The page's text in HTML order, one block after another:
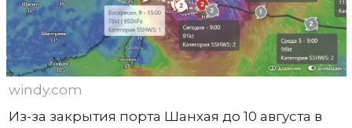
windy.com
Из-за закрытия порта Шанхая до 10 августа в